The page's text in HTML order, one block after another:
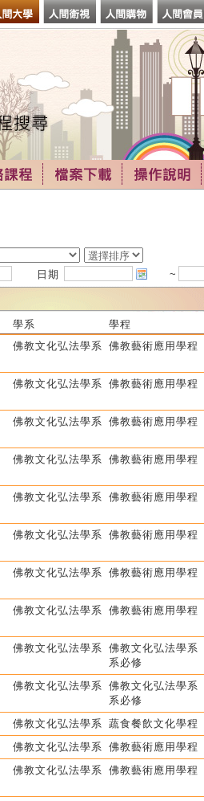
日期 ~
學系 學程
佛教文化弘法學系 佛教藝術應用學程
佛教文化弘法學系 佛教藝術應用學程
佛教文化弘法學系 佛教藝術應用學程
佛教文化弘法學系 佛教藝術應用學程
佛教文化弘法學系 佛教藝術應用學程
佛教文化弘法學系 佛教藝術應用學程
佛教文化弘法學系 佛教藝術應用學程
佛教文化弘法學系 佛教藝術應用學程
佛教文化弘法學系 佛教文化弘法學系
系必修
佛教文化弘法學系 佛教文化弘法學系
系必修
佛教文化弘法學系 蔬食餐飲文化學程
佛教文化弘法學系 佛教藝術應用學程
佛教文化弘法學系 佛教藝術應用學程